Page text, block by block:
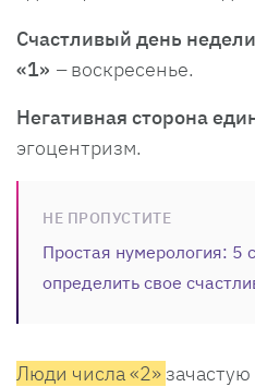
Счастливый день
«1» –воскресенье.
Негативная сторона
эгоцентризм.
НЕ ПРОПУСТИТЕ
Простая нумерология: 5
определить свое
Люди числа «2»